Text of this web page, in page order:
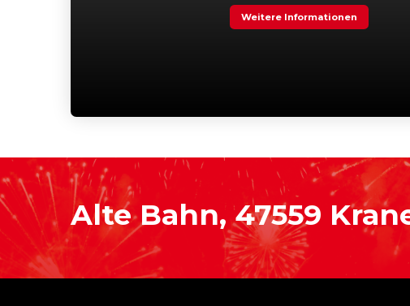
Weitere Informationen
Alte Bahn, 47559